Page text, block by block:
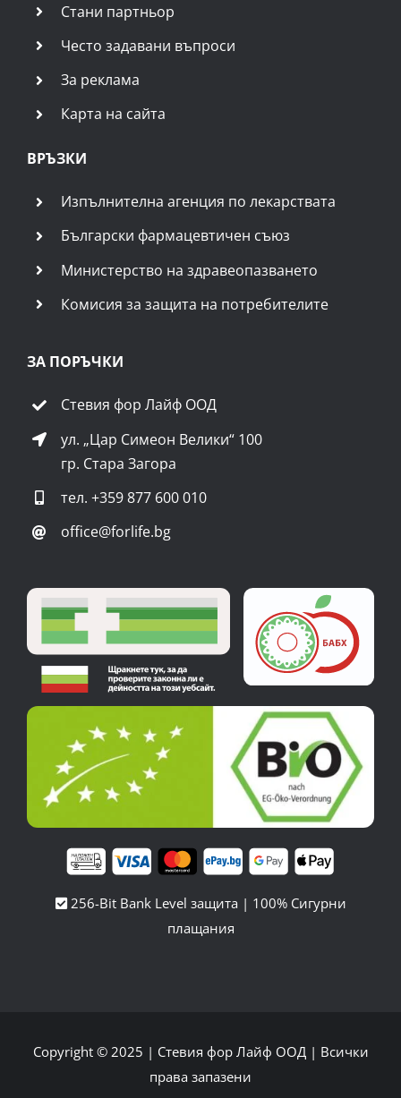
Стани партньор
Често задавани въпроси
За реклама
Карта на сайта
ВРЪЗКИ
Изпълнителна агенция по лекарствата
Български фармацевтичен съюз
Министерство на здравеопазването
Комисия за защита на потребителите
ЗА ПОРЪЧКИ
Стевия фор Лайф ООД
ул. „Цар Симеон Велики“ 100
гр. Стара Загора
тел.+359 877 600 010
office@forlife.bg
256-Bit Bank Level защита | 100% Сигурни
плащания
Copyright © 2025 | Стевия фор Лайф ООД | Всички
права запазени